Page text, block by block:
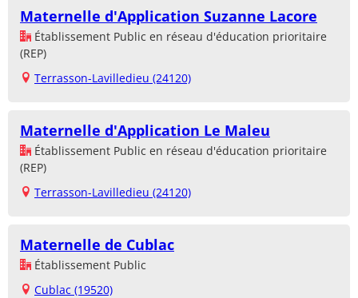
Maternelle d'Application Suzanne Lacore
Établissement Public en réseau d'éducation prioritaire
(REP)
Terrasson-Lavilledieu (24120)
Maternelle d'Application Le Maleu
Établissement Public en réseau d'éducation prioritaire
(REP)
Terrasson-Lavilledieu (24120)
Maternelle de Cublac
Établissement Public
Cublac (19520)